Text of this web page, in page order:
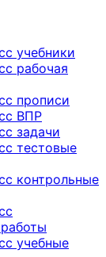
учебники
рабочая
прописи
ВПР
задачи
тестовые
контрольные
учебные